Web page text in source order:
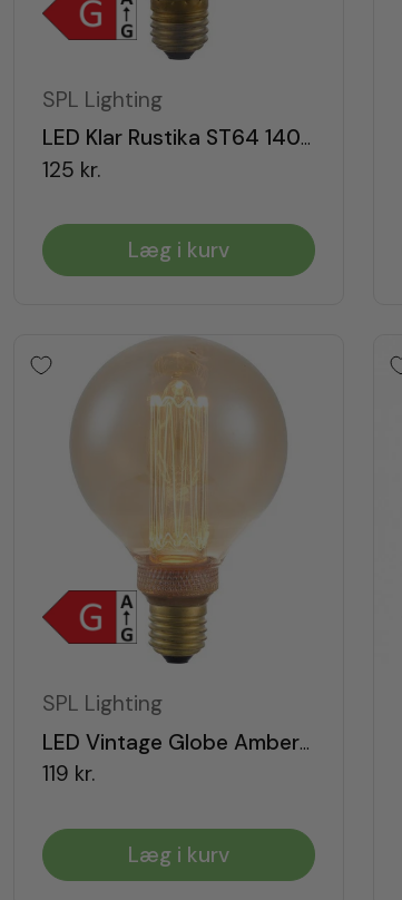
SPL Lighting
LED Klar Rustika ST64 140lm Dæmpbar E27
125 kr.
Læg i kurv
SPL Lighting
LED Vintage Globe Amber G95 Dæmpbar E27
119 kr.
Læg i kurv